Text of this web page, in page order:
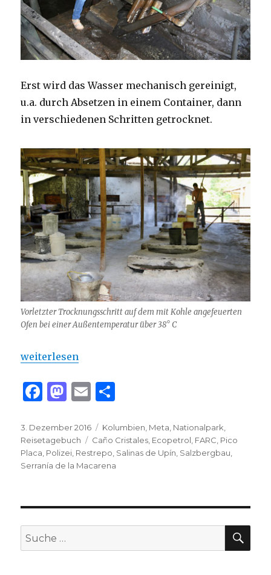
Erst wird das Wasser mechanisch gereinigt,
u.a. durch Absetzen in einem Container, dann
in verschiedenen Schritten getrocknet.
Vorletzter Trocknungsschritt auf dem mit Kohle angefeuerten
Ofen bei einer Außentemperatur über 38° C
„Serranía de la Macarena“
weiterlesen
F
c
e
b
o
k
M
to
d
o
E
ai
l
le
n
Veröffentlicht
am
3. Dezember 2016 Kategorien
Kolumbien Meta Nationalpark
Reisetagebuch
Schlagwörter
Caño Cristales Ecopetrol FARC Pico
Placa Polizei Restrepo Salinas de Upín Salzbergbau
Serranía de la Macarena
Suche
nach: